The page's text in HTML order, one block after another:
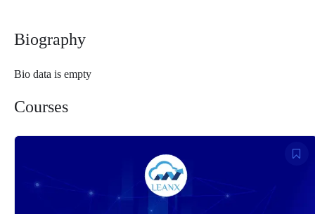
Biography
Bio data is empty
Courses